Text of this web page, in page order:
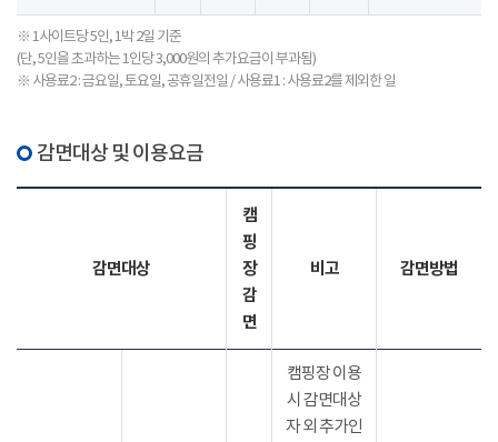
※ 1사이트당 5인, 1박 2일 기준
(단, 5인을 초과하는 1인당 3,000원의 추가요금이 부과됨)
※ 사용료2 : 금요일, 토요일, 공휴일전일 / 사용료1 : 사용료2를 제외한 일
감면대상 및 이용요금
감면대상
캠
핑
장
감
면
비고 감면방법
캠핑장 이용
시 감면대상
자 외 추가인